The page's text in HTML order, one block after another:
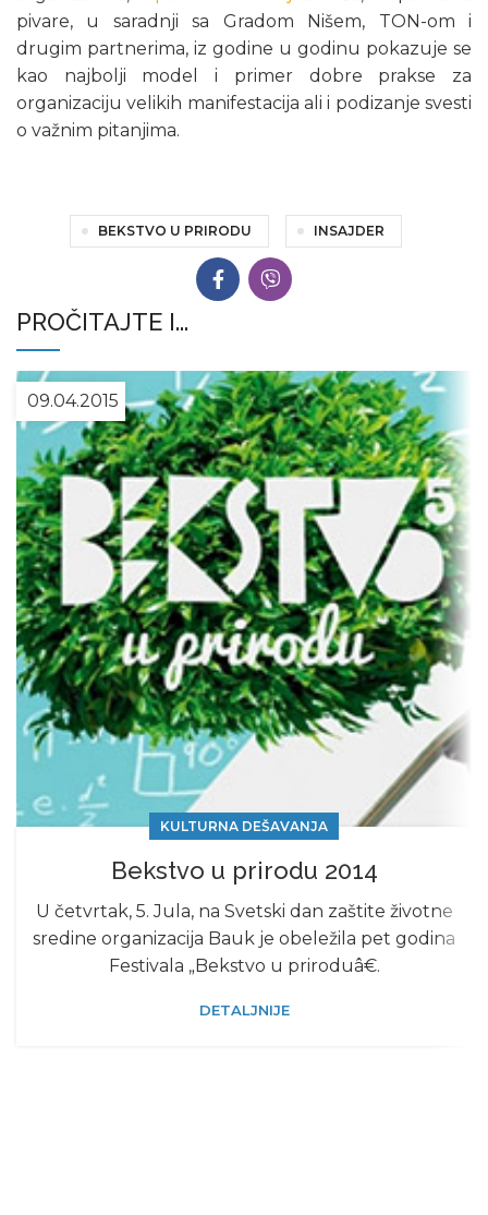
pivare, u saradnji sa Gradom Nišem, TON-om i
drugim partnerima, iz godine u godinu pokazuje se
kao najbolji model i primer dobre prakse za
organizaciju velikih manifestacija ali i podizanje svesti
o važnim pitanjima.
BEKSTVO U PRIRODU INSAJDER
PROČITAJTE I...
09.04.2015
KULTURNA DEŠAVANJA
Bekstvo u prirodu 2014
U četvrtak, 5. Jula, na Svetski dan zaštite životne
sredine organizacija Bauk je obeležila pet godina
Festivala „Bekstvo u priroduâ€.
DETALJNIJE